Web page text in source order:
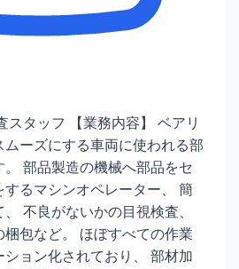
スタッフ 【業務内容】 ベアリ
ムーズにする車両に使われる部
部品製造の機械へ部品をセ
するマシンオペレーター、 簡
不良がないかの目視検査、
梱包など。 ほぼすべての作業
ション化されており、 部材加